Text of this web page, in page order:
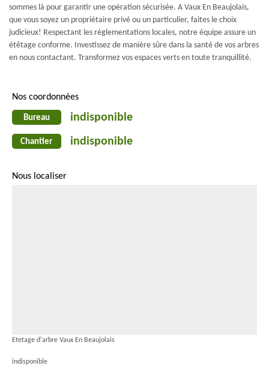
sommes là pour garantir une opération sécurisée. A Vaux En Beaujolais,
que vous soyez un propriétaire privé ou un particulier, faites le choix
judicieux! Respectant les réglementations locales, notre équipe assure un
étêtage conforme. Investissez de manière sûre dans la santé de vos arbres
en nous contactant. Transformez vos espaces verts en toute tranquillité.
Nos coordonnées
Bureau indisponible
Chantier indisponible
Nous localiser
Etetage d'arbre Vaux En Beaujolais
indisponible